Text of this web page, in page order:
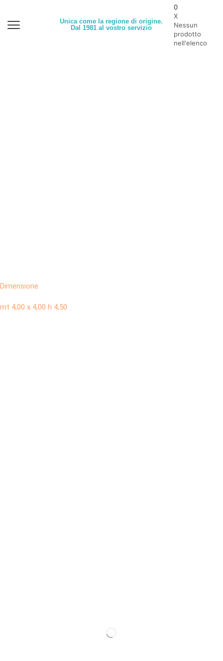
Unica come la regione di origine.
Dal 1981 al vostro servizio
0
X
Nessun
prodotto
nell'elenco
Dimensione
mt 4,00 x 4,00 h 4,50